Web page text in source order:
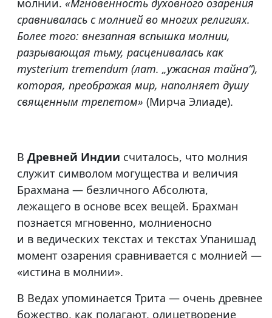
молнии. «Мгновенность духовного озарения
сравнивалась с молнией во многих религиях.
Более того: внезапная вспышка молнии,
разрывающая тьму, расценивалась как
mysterium tremendum (лат. „ужасная тайна“),
которая, преображая мир, наполняет душу
священным трепетом» (Мирча Элиаде).
В Древней Индии считалось, что молния
служит символом могущества и величия
Брахмана — безличного Абсолюта,
лежащего в основе всех вещей. Брахман
познается мгновенно, молниеносно
и в ведических текстах и текстах Упанишад
момент озарения сравнивается с молнией —
«истина в молнии».
В Ведах упоминается Трита — очень древнее
божество, как полагают, олицетворение